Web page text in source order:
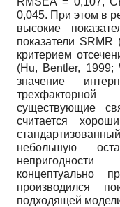
0,045. При этом в
высокие
показатели SRMR
критерием
(Hu, Bentler,
значение
существующие
считается
небольшую
концептуально
производился
подходящей